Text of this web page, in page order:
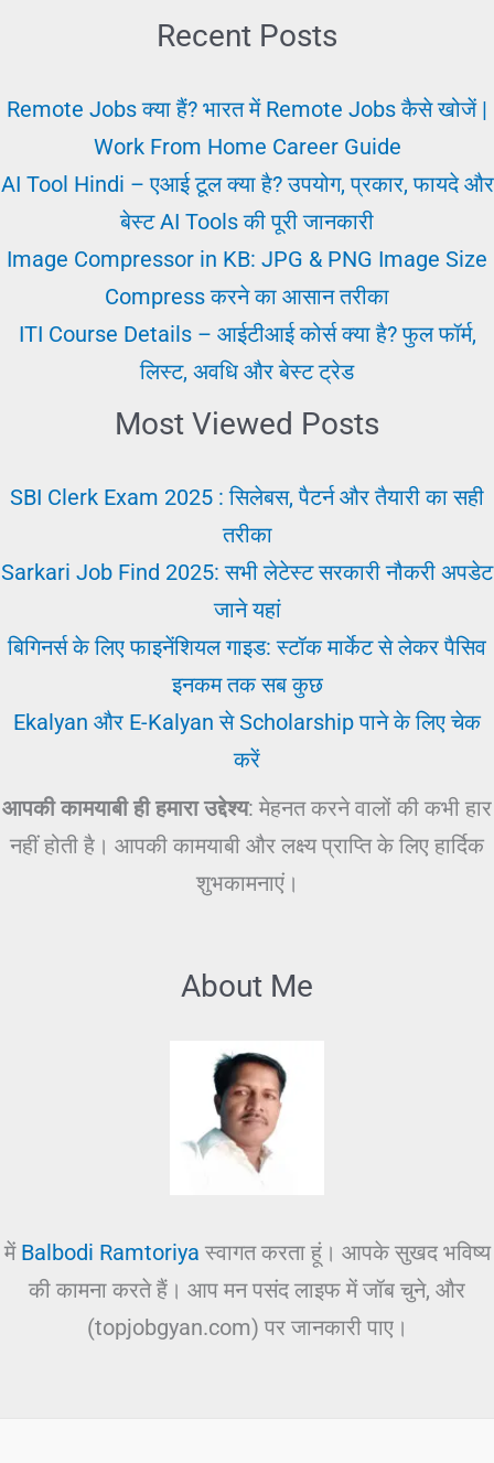
Affairs,
&
Current
PDF
Recent Posts
Remote Jobs क्या हैं? भारत में Remote Jobs कैसे खोजें |
Work From Home Career Guide
AI Tool Hindi – एआई टूल क्या है? उपयोग, प्रकार, फायदे और
बेस्ट AI Tools की पूरी जानकारी
Image Compressor in KB: JPG & PNG Image Size
Compress करने का आसान तरीका
ITI Course Details – आईटीआई कोर्स क्या है? फुल फॉर्म,
लिस्ट, अवधि और बेस्ट ट्रेड
Most Viewed Posts
SBI Clerk Exam 2025 : सिलेबस, पैटर्न और तैयारी का सही
तरीका
Sarkari Job Find 2025: सभी लेटेस्ट सरकारी नौकरी अपडेट
जाने यहां
बिगिनर्स के लिए फाइनेंशियल गाइड: स्टॉक मार्केट से लेकर पैसिव
इनकम तक सब कुछ
Ekalyan और E-Kalyan से Scholarship पाने के लिए चेक
करें
आपकी कामयाबी ही हमारा उद्देश्य: मेहनत करने वालों की कभी हार
नहीं होती है। आपकी कामयाबी और लक्ष्य प्राप्ति के लिए हार्दिक
शुभकामनाएं।
About Me
में Balbodi Ramtoriya स्वागत करता हूं। आपके सुखद भविष्य
की कामना करते हैं। आप मन पसंद लाइफ में जॉब चुने, और
(topjobgyan.com) पर जानकारी पाए।